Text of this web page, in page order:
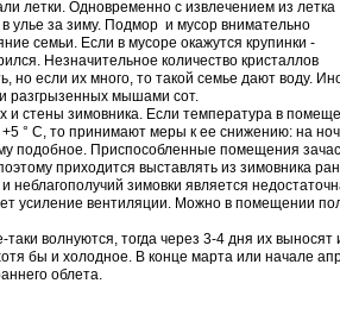
летки. Одновременно с извлечением из летка
улье за ​​зиму. Подмор и мусор внимательно
семьи. Если в мусоре окажутся крупинки -
Незначительное количество кристаллов
если их много, то такой семье дают воду.
разгрызенных мышами сот.
и стены зимовника. Если температура в
° С, то принимают меры к ее снижению: на
подобное. Приспособленные помещения
приходится выставлять из зимовника
неблагополучий зимовки является
усиление вентиляции. Можно в помещении
волнуются, тогда через 3-4 дня их выносят
бы и холодное. В конце марта или начале
облета.